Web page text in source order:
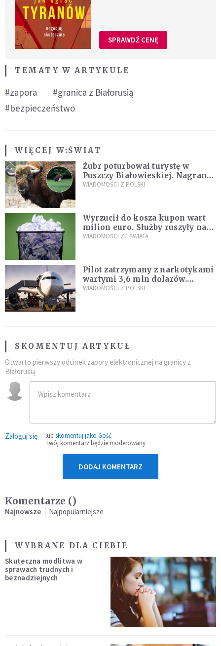
SPRAWDŹ CENĘ
TEMATY W ARTYKULE
#zapora
#granica z Białorusią
#bezpieczeństwo
WIĘCEJ W:ŚWIAT
Żubr poturbował turystę w
Puszczy Białowieskiej. Nagranie
daje do myślenia
WIADOMOŚCI Z POLSKI
Wyrzucił do kosza kupon wart
milion euro. Służby ruszyły na
poszukiwania
WIADOMOŚCI ZE ŚWIATA
Pilot zatrzymany z narkotykami
wartymi 3,6 mln dolarów.
Śledczy podejrzewają, że latał
WIADOMOŚCI Z POLSKI
SKOMENTUJ ARTYKUŁ
Otwarto pierwszy odcinek zapory elektronicznej na granicy z
Białorusią
Zaloguj się lub skomentuj jako Gość
Twój komentarz będzie moderowany
DODAJ KOMENTARZ
Komentarze ()
Najnowsze Najpopularniejsze
WYBRANE DLA CIEBIE
Skuteczna modlitwa w
sprawach trudnych i
beznadziejnych